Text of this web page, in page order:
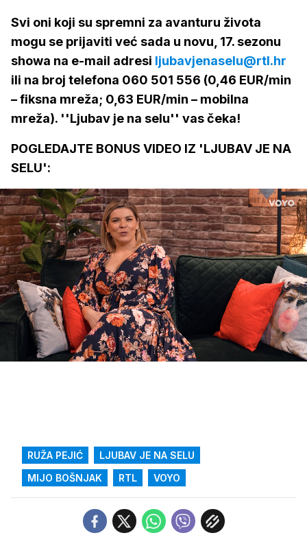
Svi oni koji su spremni za avanturu života
mogu se prijaviti već sada u novu, 17. sezonu
showa na e-mail adresi ljubavjenaselu@rtl.hr
ili na broj telefona 060 501 556 (0,46 EUR/min
– fiksna mreža; 0,63 EUR/min – mobilna
mreža). ''Ljubav je na selu'' vas čeka!
POGLEDAJTE BONUS VIDEO IZ 'LJUBAV JE NA
SELU':
Upali
zvuk
/
Loaded:
67.66%
RUŽA PEJIĆ
LJUBAV JE NA SELU
MIJO BOŠNJAK
RTL VOYO